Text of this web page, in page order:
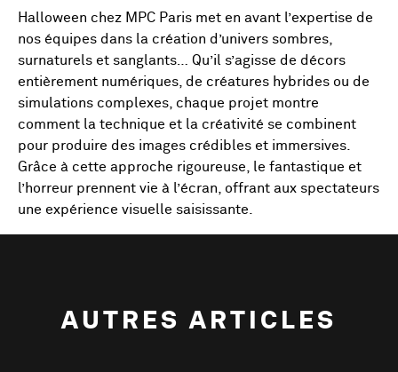
Halloween chez MPC Paris met en avant l’expertise de
nos équipes dans la création d’univers sombres,
surnaturels et sanglants… Qu’il s’agisse de décors
entièrement numériques, de créatures hybrides ou de
simulations complexes, chaque projet montre
comment la technique et la créativité se combinent
pour produire des images crédibles et immersives.
Grâce à cette approche rigoureuse, le fantastique et
l’horreur prennent vie à l’écran, offrant aux spectateurs
une expérience visuelle saisissante.
AUTRES ARTICLES